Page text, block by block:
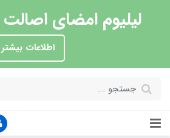
لیلیوم امضای اصالت
اطلاعات بیشتر